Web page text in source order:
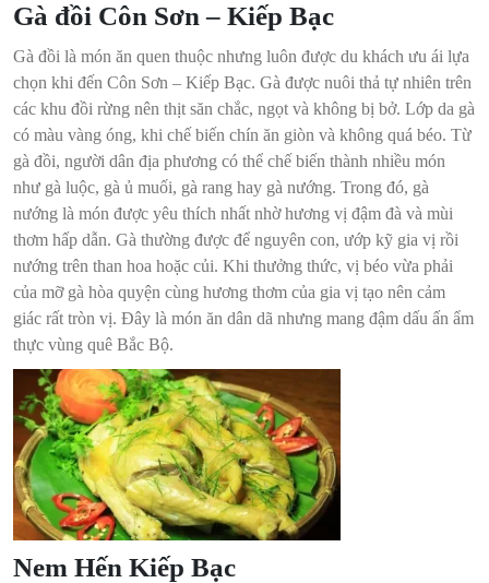
Gà đồi Côn Sơn – Kiếp Bạc
Gà đồi là món ăn quen thuộc nhưng luôn được du khách ưu ái lựa
chọn khi đến Côn Sơn – Kiếp Bạc. Gà được nuôi thả tự nhiên trên
các khu đồi rừng nên thịt săn chắc, ngọt và không bị bở. Lớp da gà
có màu vàng óng, khi chế biến chín ăn giòn và không quá béo. Từ
gà đồi, người dân địa phương có thể chế biến thành nhiều món
như gà luộc, gà ủ muối, gà rang hay gà nướng. Trong đó, gà
nướng là món được yêu thích nhất nhờ hương vị đậm đà và mùi
thơm hấp dẫn. Gà thường được để nguyên con, ướp kỹ gia vị rồi
nướng trên than hoa hoặc củi. Khi thưởng thức, vị béo vừa phải
của mỡ gà hòa quyện cùng hương thơm của gia vị tạo nên cảm
giác rất tròn vị. Đây là món ăn dân dã nhưng mang đậm dấu ấn ẩm
thực vùng quê Bắc Bộ.
Nem Hến Kiếp Bạc